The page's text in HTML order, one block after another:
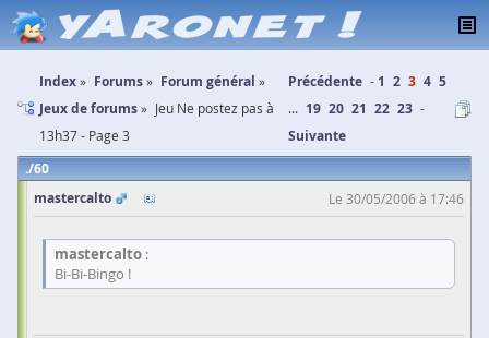
Index Forums
Forum général
Jeux de forums
Jeu Ne postez pas à
13h37 - Page 3
Précédente 1 2 3 4 5
... 19 20 21 22 23
Suivante
60
mastercalto
Le 30/05/2006 à 17:46
mastercalto :
Bi-Bi-Bingo !